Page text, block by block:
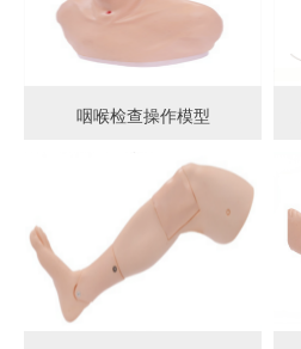
咽喉检查操作模型